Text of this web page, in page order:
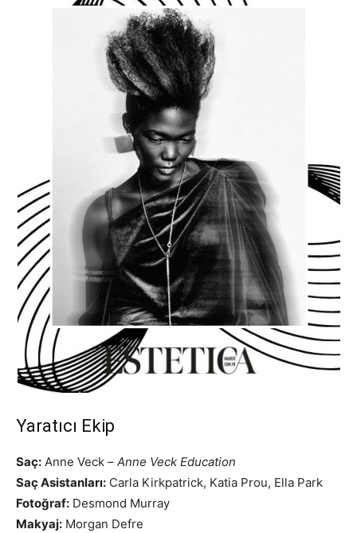
Yaratıcı Ekip
Saç: Anne Veck – Anne Veck Education
Saç Asistanları: Carla Kirkpatrick, Katia Prou, Ella Park
Fotoğraf: Desmond Murray
Makyaj: Morgan Defre